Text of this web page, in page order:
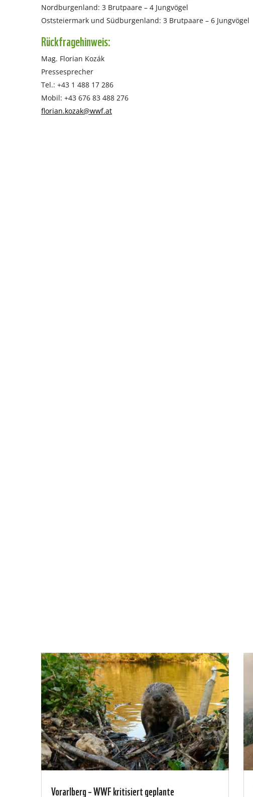
Nordburgenland: 3 Brutpaare – 4 Jungvögel
Oststeiermark und Südburgenland: 3 Brutpaare – 6 Jungvögel
Rückfragehinweis:
Mag. Florian Kozák
Pressesprecher
Tel.: +43 1 488 17 286
Mobil: +43 676 83 488 276
florian.kozak@wwf.at
Vorarlberg – WWF kritisiert geplante